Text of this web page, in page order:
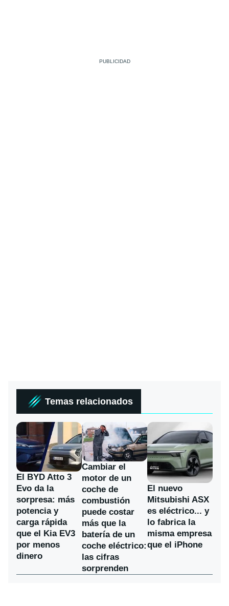
Temas relacionados
El BYD Atto 3
Evo da la
sorpresa: más
potencia y
carga rápida
que el Kia EV3
por menos
dinero
Cambiar el
motor de un
coche de
combustión
puede costar
más que la
batería de un
coche eléctrico:
las cifras
sorprenden
El nuevo
Mitsubishi ASX
es eléctrico... y
lo fabrica la
misma empresa
que el iPhone